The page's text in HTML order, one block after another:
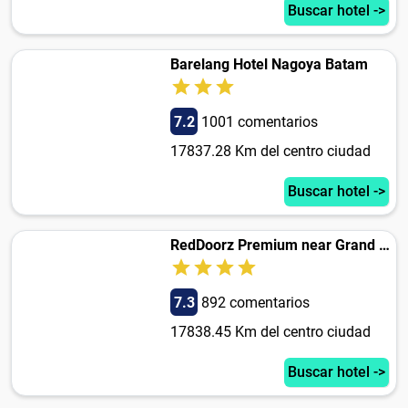
Buscar hotel ->
Barelang Hotel Nagoya Batam
7.2 1001 comentarios
17837.28 Km del centro ciudad
Buscar hotel ->
RedDoorz Premium near Grand Batam Mall
7.3 892 comentarios
17838.45 Km del centro ciudad
Buscar hotel ->